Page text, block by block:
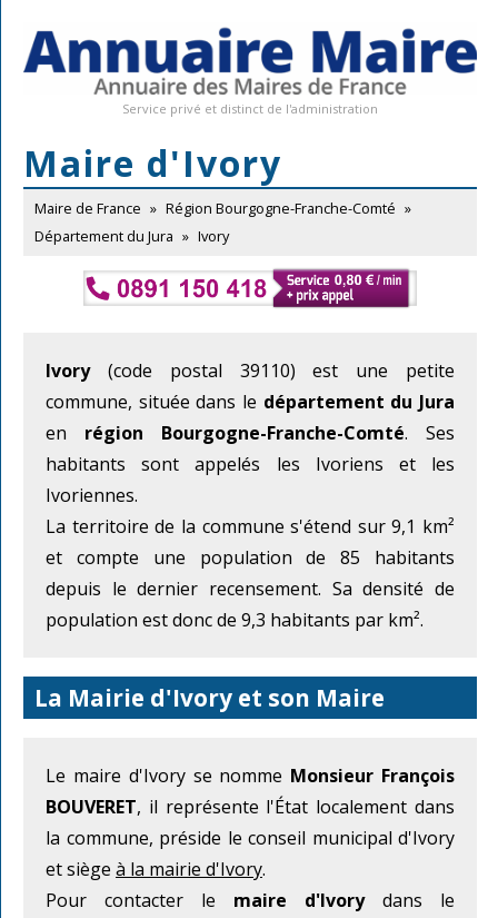
Service privé et distinct de l'administration
Maire d'Ivory
Maire de France » Région Bourgogne-Franche-Comté »
Département du Jura » Ivory
Ivory(code postal 39110) est une petite
commune, située dans le département du Jura
en région Bourgogne-Franche-Comté. Ses
habitants sont appelés les Ivoriens et les
Ivoriennes.
La territoire de la commune s'étend sur 9,1 km²
et compte une population de 85 habitants
depuis le dernier recensement. Sa densité de
population est donc de 9,3 habitants par km².
La Mairie d'Ivory et son Maire
Le maire d'Ivory se nomme Monsieur François
BOUVERET, il représente l'État localement dans
la commune, préside le conseil municipal d'Ivory
et siège à la mairie d'Ivory.
Pour contacter le maire d'Ivorydans le